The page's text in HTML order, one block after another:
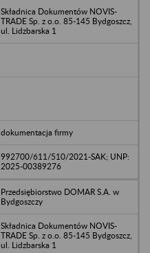
Składnica Dokumentów NOVIS-
TRADE Sp. z o.o. 85-145 Bydgoszcz,
ul. Lidzbarska 1
dokumentacja firmy
992700/611/510/2021-SAK; UNP:
2025-00389276
Przedsiębiorstwo DOMAR S.A. w
Bydgoszczy
Składnica Dokumentów NOVIS-
TRADE Sp. z o.o. 85-145 Bydgoszcz,
ul. Lidzbarska 1